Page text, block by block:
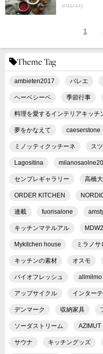
2022.12.15
1
Theme Tag
ambieten2017 バレエ
ヘーベシーベ 季節行事
料理を愛するインテリアキッチ
夢をかなえて caeserstone
ミノッティクッチーネ ス
Lagositina
センプレギャラリー 高橋
ORDER KITCHEN
連載 fuorisalone
キッチンマテルアル
Mykitchen house ミラノ
キッチンの素材 オスモ
バイオフレッシュ allmilmo
アップサイクル インター
デンマーク 収納家具
ソーダストリーム AZIMUT
サウナ キッチングッズ